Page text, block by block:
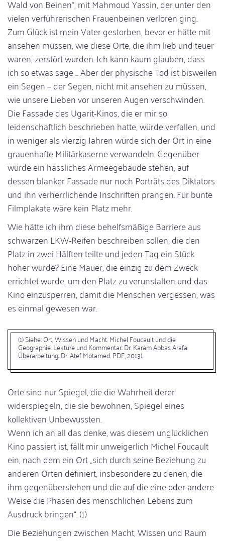
Wald von Beinen“, mit Mahmoud Yassin, der unter den
vielen verführerischen Frauenbeinen verloren ging.
Zum Glück ist mein Vater gestorben, bevor er hätte mit
ansehen müssen, wie diese Orte, die ihm lieb und teuer
waren, zerstört wurden. Ich kann kaum glauben, dass
ich so etwas sage ... Aber der physische Tod ist bisweilen
ein Segen – der Segen, nicht mit ansehen zu müssen,
wie unsere Lieben vor unseren Augen verschwinden.
Die Fassade des Ugarit-Kinos, die er mir so
leidenschaftlich beschrieben hatte, würde verfallen, und
in weniger als vierzig Jahren würde sich der Ort in eine
grauenhafte Militärkaserne verwandeln. Gegenüber
würde ein hässliches Armeegebäude stehen, auf
dessen blanker Fassade nur noch Porträts des Diktators
und ihn verherrlichende Inschriften prangen. Für bunte
Filmplakate wäre kein Platz mehr.
Wie hätte ich ihm diese behelfsmäßige Barriere aus
schwarzen LKW-Reifen beschreiben sollen, die den
Platz in zwei Hälften teilte und jeden Tag ein Stück
höher wurde? Eine Mauer, die einzig zu dem Zweck
errichtet wurde, um den Platz zu verunstalten und das
Kino einzusperren, damit die Menschen vergessen, was
es einmal gewesen war.
(1) Siehe: Ort, Wissen und Macht. Michel Foucault und die
Geographie. Lektüre und Kommentar: Dr. Karam Abbas Arafa.
Überarbeitung: Dr. Atef Motamed. PDF, 2013).
Orte sind nur Spiegel, die die Wahrheit derer
widerspiegeln, die sie bewohnen, Spiegel eines
kollektiven Unbewussten.
Wenn ich an all das denke, was diesem unglücklichen
Kino passiert ist, fällt mir unweigerlich Michel Foucault
ein, nach dem ein Ort „sich durch seine Beziehung zu
anderen Orten definiert, insbesondere zu denen, die
ihm gegenüberstehen und die auf die eine oder andere
Weise die Phasen des menschlichen Lebens zum
Ausdruck bringen“. (1)
Die Beziehungen zwischen Macht, Wissen und Raum